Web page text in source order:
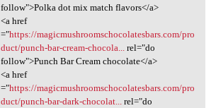
follow">Polka dot mix match flavors</a>
<a href
="https://magicmushroomschocolatesbars.com/pro
duct/punch-bar-cream-chocola...
rel="do
follow">Punch Bar Cream chocolate</a>
<a href
="https://magicmushroomschocolatesbars.com/pro
duct/punch-bar-dark-chocolat...
rel="do